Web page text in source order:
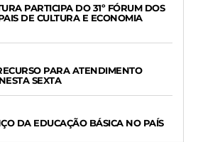
PARTICIPA DO 31º FÓRUM DOS
DE CULTURA E ECONOMIA
PARA ATENDIMENTO
SEXTA
DA EDUCAÇÃO BÁSICA NO PAÍS